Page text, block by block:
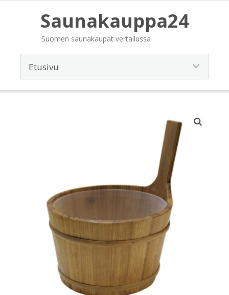
Saunakauppa24
Suomen saunakaupat vertailussa